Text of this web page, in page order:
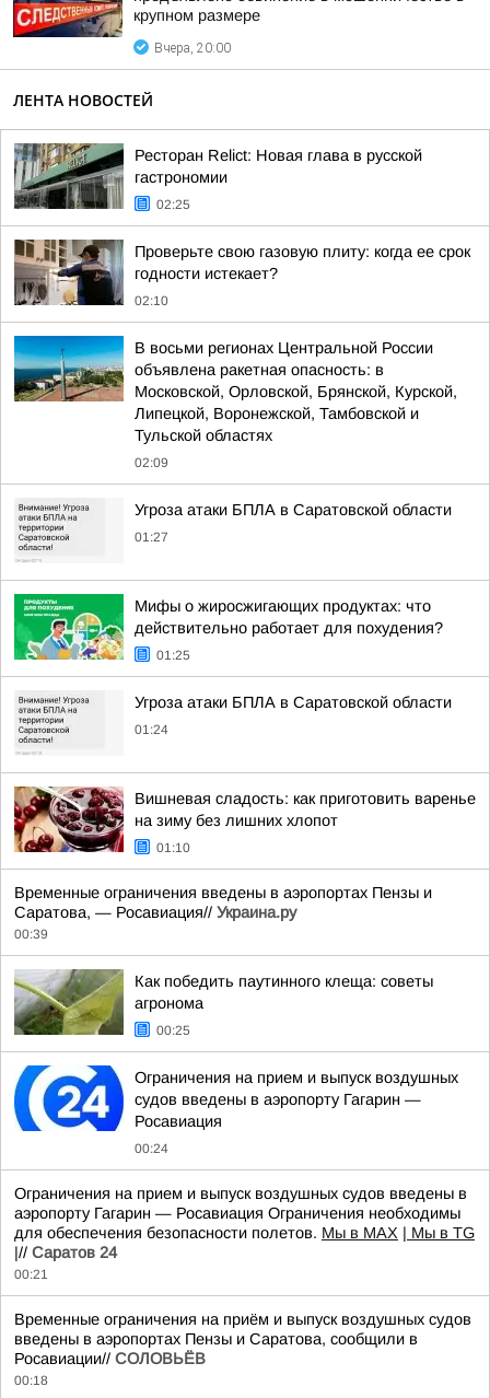
крупном размере
Вчера, 20:00
ЛЕНТА НОВОСТЕЙ
Ресторан Relict: Новая глава в русской
гастрономии
02:25
Проверьте свою газовую плиту: когда ее срок
годности истекает?
02:10
В восьми регионах Центральной России
объявлена ракетная опасность: в
Московской, Орловской, Брянской, Курской,
Липецкой, Воронежской, Тамбовской и
Тульской областях
02:09
Угроза атаки БПЛА в Саратовской области
01:27
Мифы о жиросжигающих продуктах: что
действительно работает для похудения?
01:25
Угроза атаки БПЛА в Саратовской области
01:24
Вишневая сладость: как приготовить варенье
на зиму без лишних хлопот
01:10
Временные ограничения введены в аэропортах Пензы и
Саратова, — Росавиация// Украина.ру
00:39
Как победить паутинного клеща: советы
агронома
00:25
Ограничения на прием и выпуск воздушных
судов введены в аэропорту Гагарин —
Росавиация
00:24
Ограничения на прием и выпуск воздушных судов введены в
аэропорту Гагарин — Росавиация Ограничения необходимы
для обеспечения безопасности полетов. Мы в MAX | Мы в TG
|// Саратов 24
00:21
Временные ограничения на приём и выпуск воздушных судов
введены в аэропортах Пензы и Саратова, сообщили в
Росавиации// СОЛОВЬЁВ
00:18